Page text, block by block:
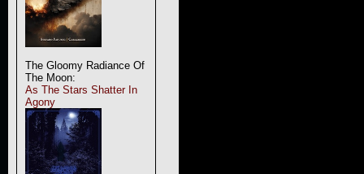
The Gloomy Radiance Of
The Moon:
As The Stars Shatter In
Agony